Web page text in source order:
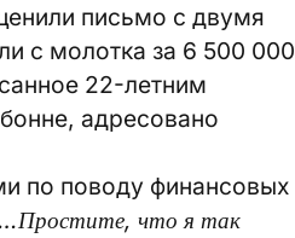
письмо с двумя
с молотка за 6 500 000
22-летним
адресовано
по поводу финансовых
что я так